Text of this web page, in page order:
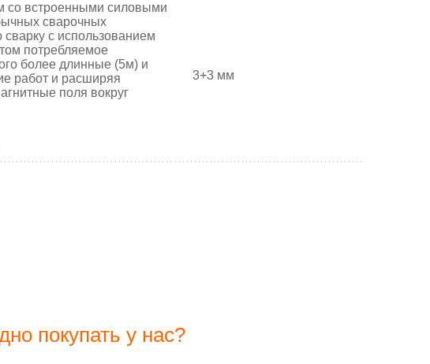
со встроенными силовыми
сварочных
с использованием
потребляемое
более длинные (5м) и
работ и расширяя
поля вокруг
3+3 мм
покупать у нас?